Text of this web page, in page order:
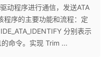
动程序进行通信，发送ATA
程序的主要功能和流程：定
分别表示
命令。实现 Trim ...